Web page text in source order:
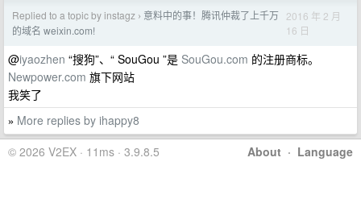
Replied to a topic by instagz › 意料中的事！腾讯仲裁了上千万
的域名 weixin.com!
2016 年 2 月
16 日
@iyaozhen “搜狗”、“ SouGou ”是 SouGou.com 的注册商标。
Newpower.com 旗下网站
我笑了
» More replies by ihappy8
About · Language
© 2026 V2EX · 11ms · 3.9.8.5